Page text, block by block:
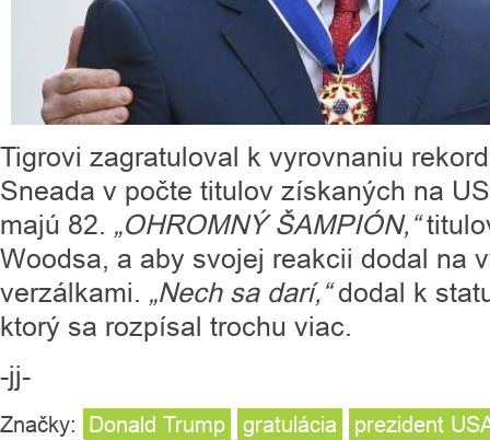
Tigrovi zagratuloval k vyrovnaniu
Sneada v počte titulov získaných na
majú 82. „OHROMNÝ ŠAMPIÓN,“
Woodsa, a aby svojej reakcii dodal na
verzálkami. „Nech sa darí,“dodal k
ktorý sa rozpísal trochu viac.
-jj-
Značky: Donald Trump gratulácia
prezident